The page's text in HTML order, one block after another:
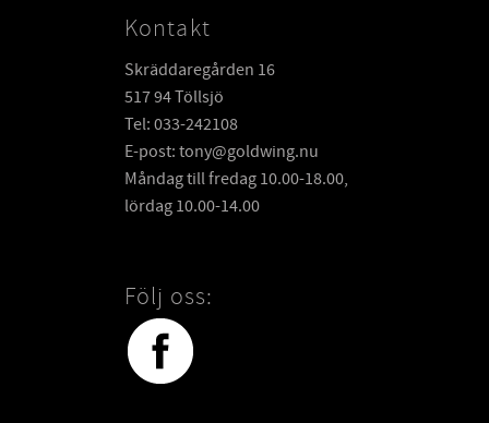
Kontakt
Skräddaregården 16
517 94 Töllsjö
Tel: 033-242108
E-post: tony@goldwing.nu
Måndag till fredag 10.00-18.00,
lördag 10.00-14.00
Följ oss: